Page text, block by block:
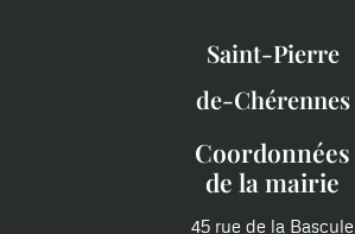
Saint-Pierre
de-Chérennes
Coordonnées
de la mairie
45 rue de la Bascule